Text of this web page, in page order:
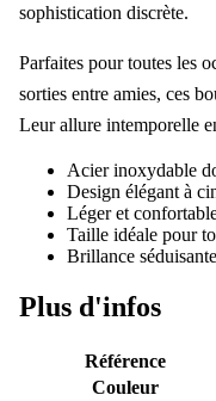
sophistication discrète.
Parfaites pour toutes les
sorties entre amies, ces
Leur allure intemporelle
Acier inoxydable
Design élégant à
Léger et
Taille idéale pour
Brillance
Plus d'infos
Référence
Couleur